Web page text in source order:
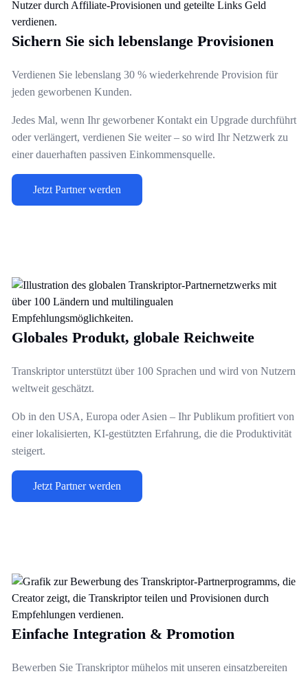
Sichern Sie sich lebenslange Provisionen
Verdienen Sie lebenslang 30 % wiederkehrende Provision für
jeden geworbenen Kunden.
Jedes Mal, wenn Ihr geworbener Kontakt ein Upgrade durchführt
oder verlängert, verdienen Sie weiter – so wird Ihr Netzwerk zu
einer dauerhaften passiven Einkommensquelle.
Jetzt Partner werden
Globales Produkt, globale Reichweite
Transkriptor unterstützt über 100 Sprachen und wird von Nutzern
weltweit geschätzt.
Ob in den USA, Europa oder Asien – Ihr Publikum profitiert von
einer lokalisierten, KI-gestützten Erfahrung, die die Produktivität
steigert.
Jetzt Partner werden
Einfache Integration & Promotion
Bewerben Sie Transkriptor mühelos mit unseren einsatzbereiten